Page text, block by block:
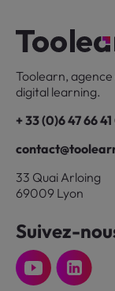
Toolearn,
digital learning.
+ 33 (0)6 47 66
33 Quai Arloing
69009 Lyon
Suivez-